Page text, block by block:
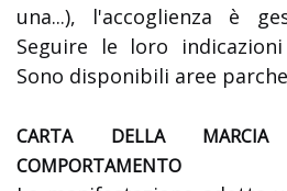
una...), l'accoglienza è
Seguire le loro
Sono disponibili aree
CARTA DELLA
COMPORTAMENTO